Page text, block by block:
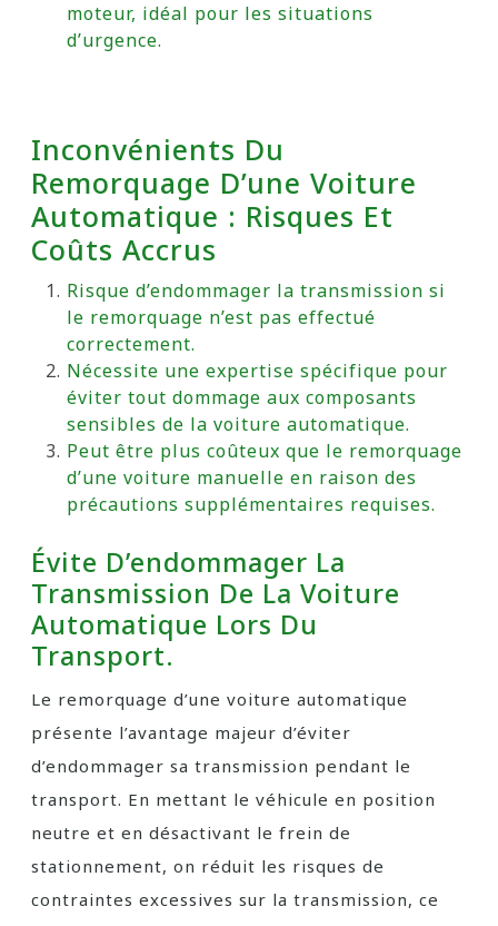
moteur, idéal pour les situations
d’urgence.
Inconvénients Du
Remorquage D’une Voiture
Automatique : Risques Et
Coûts Accrus
Risque d’endommager la transmission si
le remorquage n’est pas effectué
correctement.
Nécessite une expertise spécifique pour
éviter tout dommage aux composants
sensibles de la voiture automatique.
Peut être plus coûteux que le remorquage
d’une voiture manuelle en raison des
précautions supplémentaires requises.
Évite D’endommager La
Transmission De La Voiture
Automatique Lors Du
Transport.
Le remorquage d’une voiture automatique
présente l’avantage majeur d’éviter
d’endommager sa transmission pendant le
transport. En mettant le véhicule en position
neutre et en désactivant le frein de
stationnement, on réduit les risques de
contraintes excessives sur la transmission, ce